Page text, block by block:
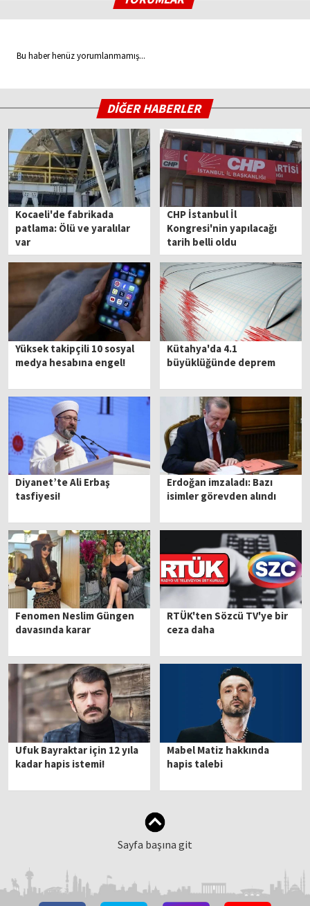
Bu haber henüz yorumlanmamış...
DİĞER HABERLER
Kocaeli'de fabrikada
patlama: Ölü ve yaralılar
var
CHP İstanbul İl
Kongresi'nin yapılacağı
tarih belli oldu
Yüksek takipçili 10 sosyal
medya hesabına engel!
Kütahya'da 4.1
büyüklüğünde deprem
Diyanet’te Ali Erbaş
tasfiyesi!
Erdoğan imzaladı: Bazı
isimler görevden alındı
Fenomen Neslim Güngen
davasında karar
RTÜK'ten Sözcü TV'ye bir
ceza daha
Ufuk Bayraktar için 12 yıla
kadar hapis istemi!
Mabel Matiz hakkında
hapis talebi
Sayfa başına git